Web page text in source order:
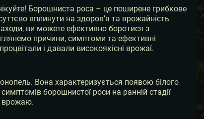
Борошниста роса – це поширене грибкове
вплинути на здоров’я та врожайність
ви можете ефективно боротися з
причини, симптоми та ефективні
і давали високоякісні врожаї.
Вона характеризується появою білого
борошнистої роси на ранній стадії
врожаю.